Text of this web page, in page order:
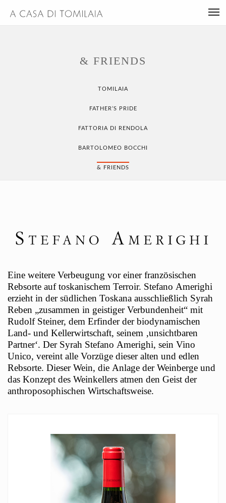
& FRIENDS
TOMILAIA
FATHER’S PRIDE
FATTORIA DI RENDOLA
BARTOLOMEO BOCCHI
& FRIENDS
Eine weitere Verbeugung vor einer französischen
Rebsorte auf toskanischem Terroir. Stefano Amerighi
erzieht in der südlichen Toskana ausschließlich Syrah
Reben „zusammen in geistiger Verbundenheit“ mit
Rudolf Steiner, dem Erfinder der biodynamischen
Land- und Kellerwirtschaft, seinem ‚unsichtbaren
Partner‘. Der Syrah Stefano Amerighi, sein Vino
Unico, vereint alle Vorzüge dieser alten und edlen
Rebsorte. Dieser Wein, die Anlage der Weinberge und
das Konzept des Weinkellers atmen den Geist der
anthroposophischen Wirtschaftsweise.